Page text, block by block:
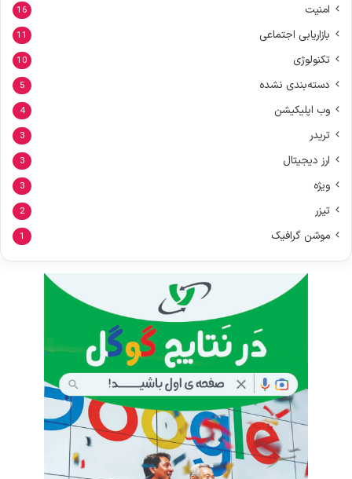
امنیت 16
بازاریابی اجتماعی 11
تکنولوژی 10
دسته‌بندی نشده 5
وب اپلیکیشن 4
تریدر 3
ارز دیجیتال 3
ویژه 3
تیزر 2
موشن گرافیک 1